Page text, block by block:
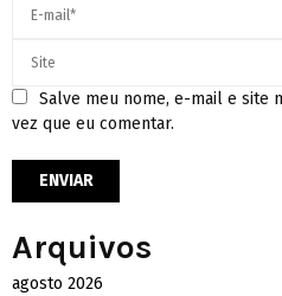
Salve meu nome, e-mail e site
vez que eu comentar.
Arquivos
agosto 2026